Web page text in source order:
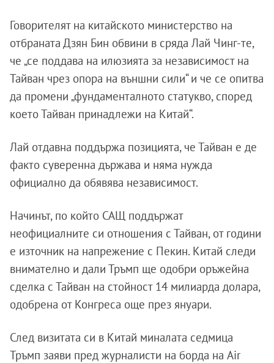
Говорителят на китайското министерство на
отбраната Дзян Бин обвини в сряда Лай Чинг-те,
че „се поддава на илюзията за независимост на
Тайван чрез опора на външни сили“ и че се опитва
да промени „фундаменталното статукво, според
което Тайван принадлежи на Китай“.
Лай отдавна поддържа позицията, че Тайван е де
факто суверенна държава и няма нужда
официално да обявява независимост.
Начинът, по който САЩ поддържат
неофициалните си отношения с Тайван, от години
е източник на напрежение с Пекин. Китай следи
внимателно и дали Тръмп ще одобри оръжейна
сделка с Тайван на стойност 14 милиарда долара,
одобрена от Конгреса още през януари.
След визитата си в Китай миналата седмица
Тръмп заяви пред журналисти на борда на Air